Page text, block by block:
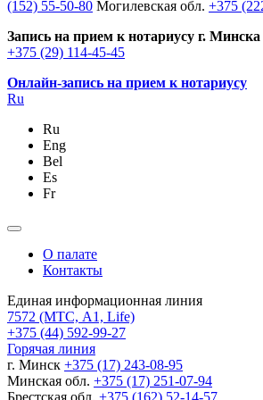
(152) 55-50-80 Могилевская обл. +375
Запись на прием к нотариусу г. Минска
+375 (29) 114-45-45
Онлайн-запись на прием к нотариусу
Ru
Ru
Eng
Bel
Es
Fr
О палате
Контакты
Единая информационная линия
7572 (МТС, A1, Life)
+375 (44) 592-99-27
Горячая линия
г. Минск +375 (17) 243-08-95
Минская обл. +375 (17) 251-07-94
Брестская обл. +375 (162) 52-14-57